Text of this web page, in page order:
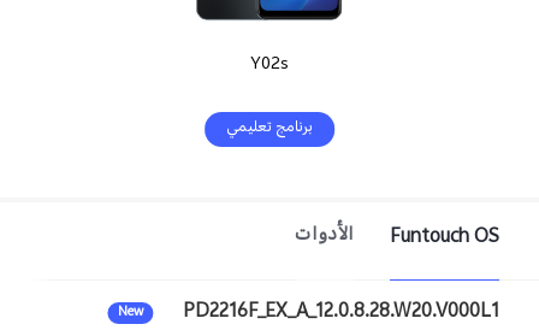
Y02s
برنامج تعليمي
Funtouch OS الأدوات
PD2216F_EX_A_12.0.8.28.W20.V000L1
New